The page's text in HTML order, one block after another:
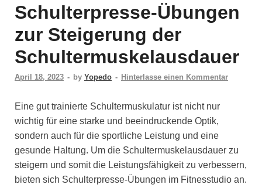
Schulterpresse-Übungen
zur Steigerung der
Schultermuskelausdauer
April 18, 2023 - by Yopedo - Hinterlasse einen Kommentar
Eine gut trainierte Schultermuskulatur ist nicht nur
wichtig für eine starke und beeindruckende Optik,
sondern auch für die sportliche Leistung und eine
gesunde Haltung. Um die Schultermuskelausdauer zu
steigern und somit die Leistungsfähigkeit zu verbessern,
bieten sich Schulterpresse-Übungen im Fitnesstudio an.